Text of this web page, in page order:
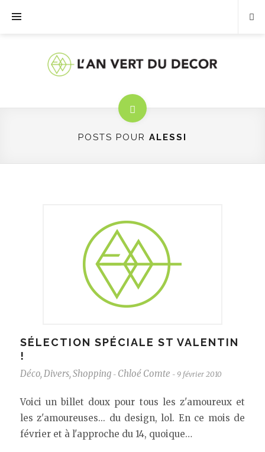
POSTS POUR ALESSI
SÉLECTION SPÉCIALE ST VALENTIN
!
Déco, Divers, Shopping - Chloé Comte - 9 février 2010
Voici un billet doux pour tous les z'amoureux et
les z'amoureuses... du design, lol. En ce mois de
février et à l'approche du 14, quoique…